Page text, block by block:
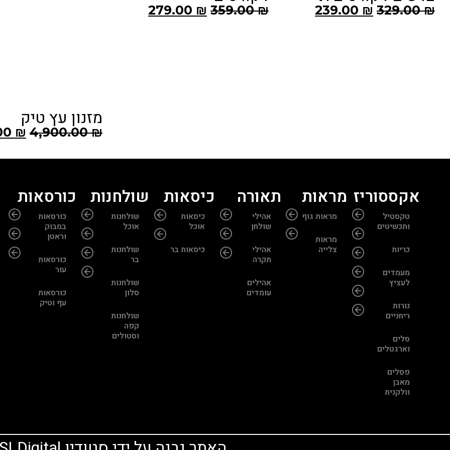
359.00₪
279.00 ₪
אקססוריז
טקסטיל
ותכשיטים
כריות
מעמדים
לעציץ
נורות
ריחניים
סלים
וארגטלים
פסלים
מאבן
וולקנית
מראות
מראות גוף
מראות
צלייה
תאורה
אהילי
שולחן
אהילי
תקרה
אהילים
עומדים
כיסאות
כיסאות
אוכל
כיסאות בר
שולחנות
שולחנות
אוכל
שולחנות
בר
שולחנות
סלון
שולחנות
קפה
וסטולים
כורסאות
כורסאות
במבוק
וראטן
כורסאות
עור
כורסאות
עף וטיק